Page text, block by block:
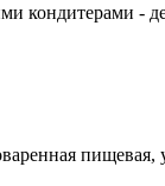
кондитерами -